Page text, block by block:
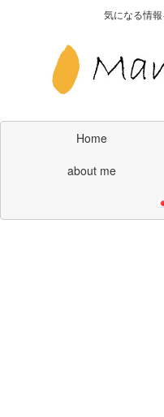
気になる情
Home
about me